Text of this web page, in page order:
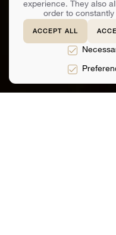
experience. They also
order to
ACCEPT ALL